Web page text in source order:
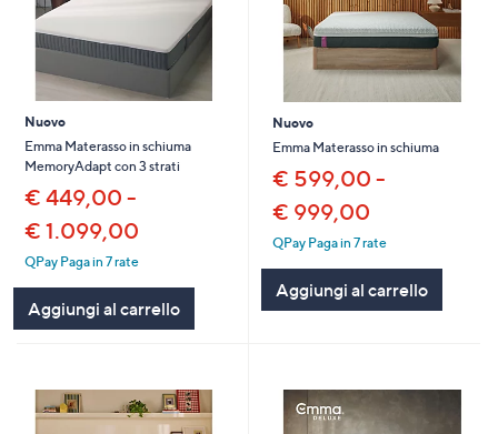
dispositivi
touch
per
consultarli.
Nuovo
Emma Materasso in schiuma
MemoryAdapt con 3 strati
€ 449,00 -
€ 1.099,00
QPay Paga in 7 rate
Aggiungi al carrello
Nuovo
Emma Materasso in schiuma
€ 599,00 -
€ 999,00
QPay Paga in 7 rate
Aggiungi al carrello